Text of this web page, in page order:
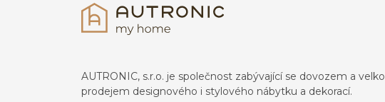
AUTRONIC, s.r.o. je společnost zabývající se dovozem a
prodejem designového i stylového nábytku a dekorací.